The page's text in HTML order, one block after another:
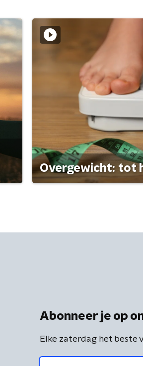
Overgewicht: tot
Abonneer je op
Elke zaterdag het beste